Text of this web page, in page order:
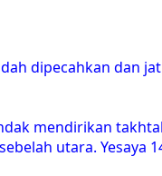
dipecahkan dan
mendirikan
utara. Yesaya